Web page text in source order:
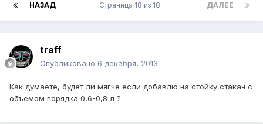
НАЗАД ДАЛЕЕ
Страница 18 из 18
traff
Опубликовано 6 декабря, 2013
Как думаете, будет ли мягче если добавлю на стойку стакан с
объемом порядка 0,6-0,8 л ?